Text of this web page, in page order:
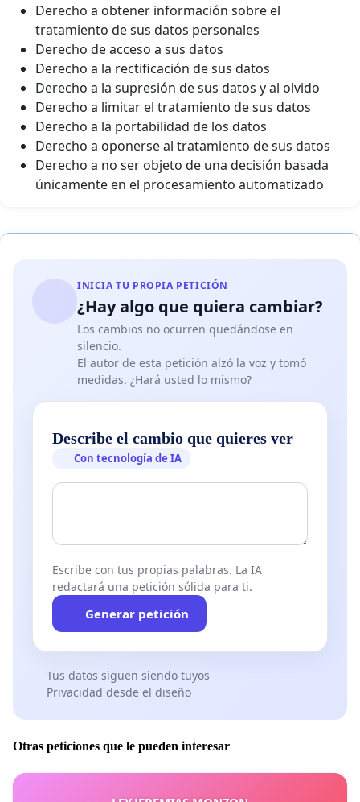
Derecho a obtener información sobre el
tratamiento de sus datos personales
Derecho de acceso a sus datos
Derecho a la rectificación de sus datos
Derecho a la supresión de sus datos y al olvido
Derecho a limitar el tratamiento de sus datos
Derecho a la portabilidad de los datos
Derecho a oponerse al tratamiento de sus datos
Derecho a no ser objeto de una decisión basada
únicamente en el procesamiento automatizado
INICIA TU PROPIA PETICIÓN
¿Hay algo que quiera cambiar?
Los cambios no ocurren quedándose en
silencio.
El autor de esta petición alzó la voz y tomó
medidas. ¿Hará usted lo mismo?
Describe el cambio que quieres ver
Con tecnología de IA
Escribe con tus propias palabras. La IA
redactará una petición sólida para ti.
Generar petición
Tus datos siguen siendo tuyos
Privacidad desde el diseño
Otras peticiones que le pueden interesar